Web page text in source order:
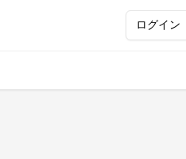
ログイン